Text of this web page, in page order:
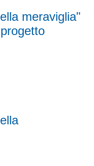
meraviglia"